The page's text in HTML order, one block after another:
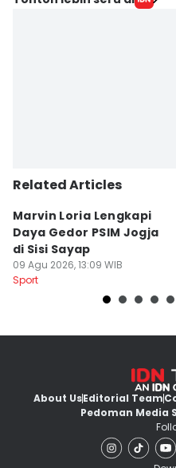
Related Articles
Marvin Loria Lengkapi
Daya Gedor PSIM Jogja
di Sisi Sayap
09 Agu 2026, 13:09 WIB
Sport
About UsEditorial Team
Pedoman Media